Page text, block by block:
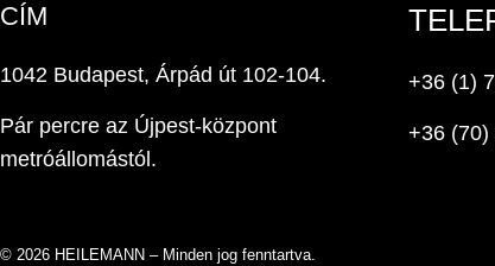
CÍM
1042 Budapest, Árpád út 102-104.
Pár percre az Újpest-központ
metróállomástól.
+36 (1)
+36 (70)
© 2026 HEILEMANN – Minden jog fenntartva.